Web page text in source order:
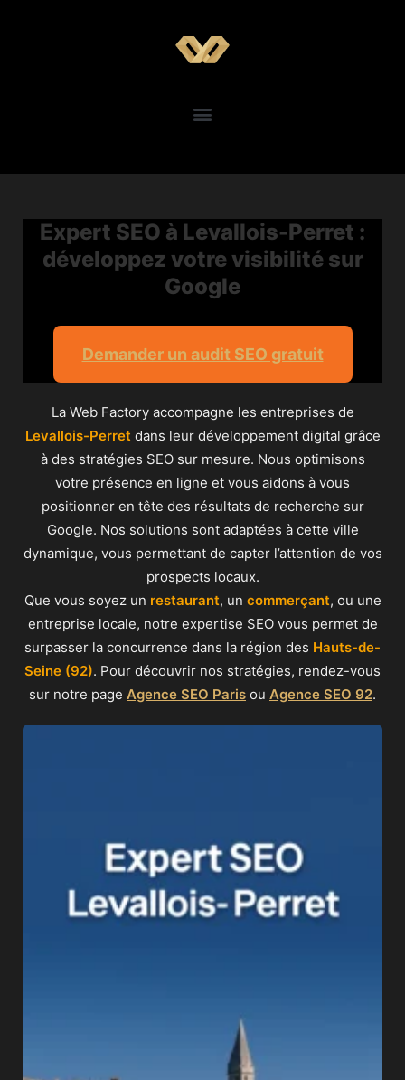
Expert SEO à Levallois-Perret :
développez votre visibilité sur
Google
Demander un audit SEO gratuit
La Web Factory accompagne les entreprises de
Levallois-Perretdans leur développement digital grâce
à des stratégies SEO sur mesure. Nous optimisons
votre présence en ligne et vous aidons à vous
positionner en tête des résultats de recherche sur
Google. Nos solutions sont adaptées à cette ville
dynamique, vous permettant de capter l’attention de vos
prospects locaux.
Que vous soyez un restaurant, un commerçant, ou une
entreprise locale, notre expertise SEO vous permet de
surpasser la concurrence dans la région des Hauts-de-
Seine (92). Pour découvrir nos stratégies, rendez-vous
sur notre page Agence SEO Paris ou Agence SEO 92.